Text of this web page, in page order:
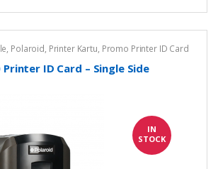
, Polaroid, Printer Kartu, Promo Printer ID Card
Printer ID Card – Single Side
IN
STOCK